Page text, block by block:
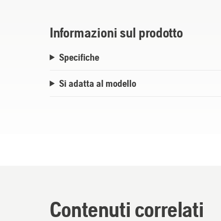
della batteria di Husqvarna. Per R 112C, R
Rider diesel e ibrido, e tutti i trattori a
Informazioni sul prodotto
Specifiche
Si adatta al modello
Contenuti correlati